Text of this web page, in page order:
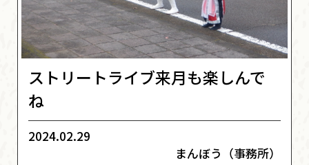
ストリートライブ来月も楽しんで
ね
2024.02.29
まんぼう（事務所）